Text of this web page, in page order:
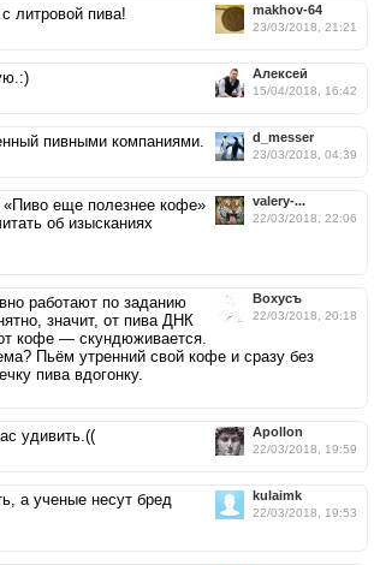
makhov-64
23/03/2018, 21:21
литровой пива!
Aлексей
15/04/2018, 16:42
d_messer
23/03/2018, 04:39
пивными компаниями.
valery-...
22/03/2018, 22:06
еще полезнее кофе»
об изысканиях
Вохусъ
22/03/2018, 20:18
работают по заданию
значит, от пива ДНК
кофе — скундюживается.
Пьём утренний свой кофе и сразу без
пива вдогонку.
Apollon
22/03/2018, 19:59
удивить.((
kulaimk
22/03/2018, 19:53
а ученые несут бред